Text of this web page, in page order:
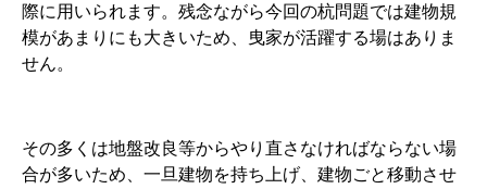
際に用いられます。残念ながら今回の杭問題では建物規
模があまりにも大きいため、曳家が活躍する場はありま
せん。
その多くは地盤改良等からやり直さなければならない場
合が多いため、一旦建物を持ち上げ、建物ごと移動させ